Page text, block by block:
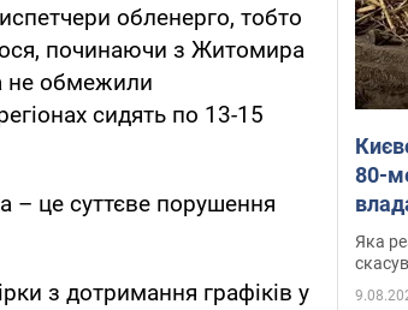
обленерго, тобто
починаючи з Житомира
не обмежили
сидять по 13-15
– це суттєве порушення
з дотримання графіків у
80-
Яка